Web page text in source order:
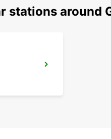
stations around